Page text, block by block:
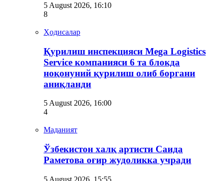
5 August 2026, 16:10
8
Ҳодисалар
Қурилиш инспекцияси Мega Logistics
Service компанияси 6 та блокда
ноқонуний қурилиш олиб боргани
аниқланди
5 August 2026, 16:00
4
Маданият
Ўзбекистон халқ артисти Саида
Раметова оғир жудоликка учради
5 August 2026, 15:55